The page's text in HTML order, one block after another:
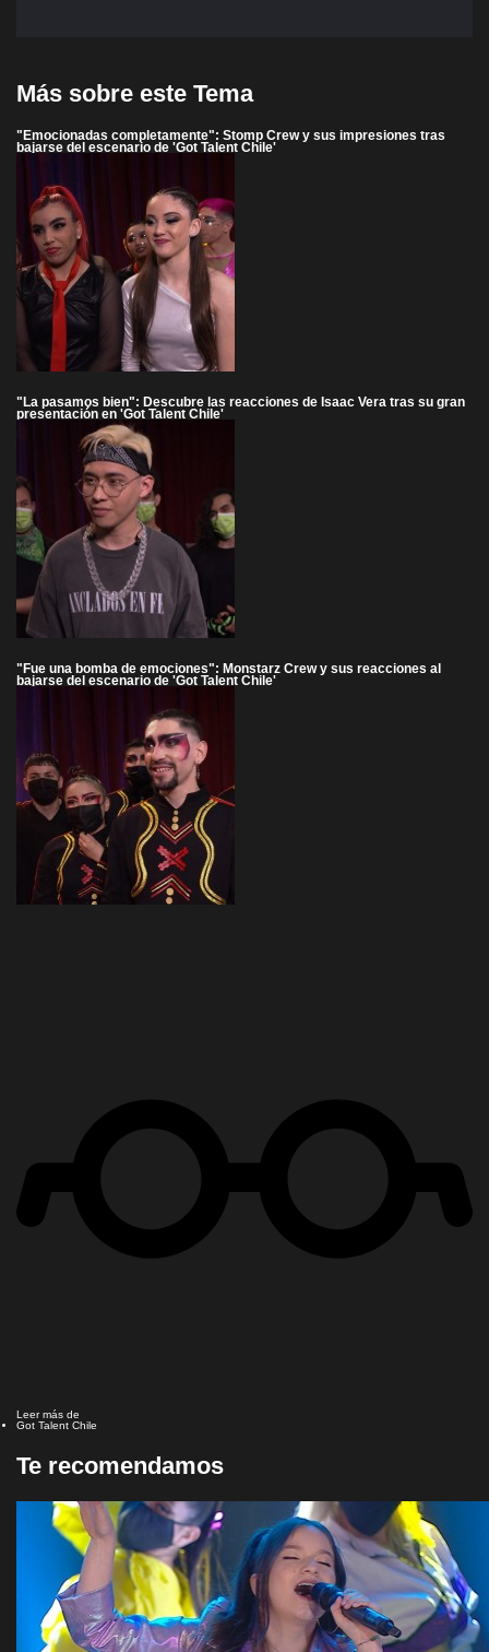
Más sobre este Tema
"Emocionadas completamente": Stomp Crew y sus impresiones tras
bajarse del escenario de 'Got Talent Chile'
"La pasamos bien": Descubre las reacciones de Isaac Vera tras su gran
presentación en 'Got Talent Chile'
"Fue una bomba de emociones": Monstarz Crew y sus reacciones al
bajarse del escenario de 'Got Talent Chile'
Leer más de
Got Talent Chile
Te recomendamos